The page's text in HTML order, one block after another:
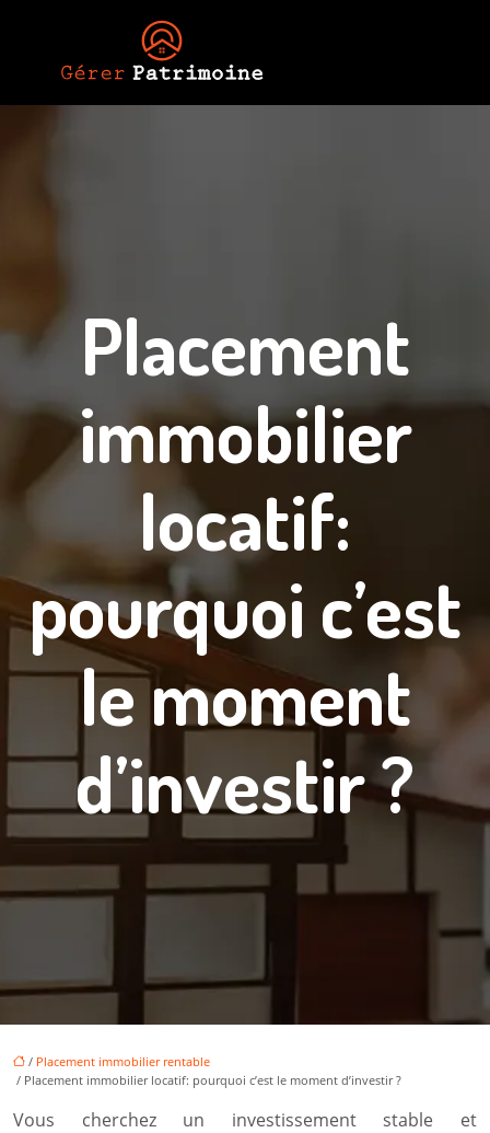
Placement
immobilier
locatif:
pourquoi c’est
le moment
d’investir ?
/ Placement immobilier rentable
/ Placement immobilier locatif: pourquoi c’est le moment d’investir ?
Vous cherchez un investissement stable et